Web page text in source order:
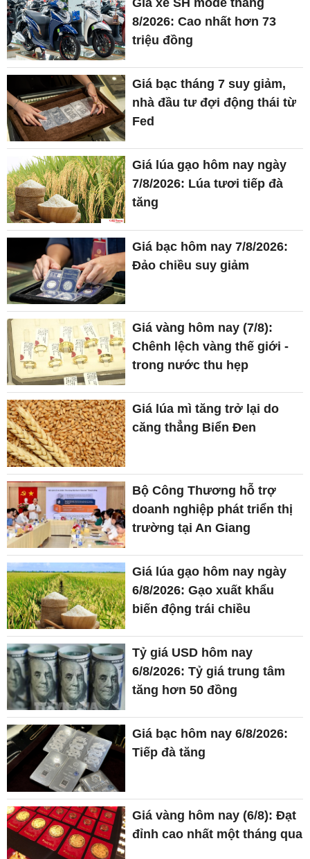
8/2026: Cao nhất hơn 73
triệu đồng
Giá bạc tháng 7 suy giảm,
nhà đầu tư đợi động thái từ
Fed
Giá lúa gạo hôm nay ngày
7/8/2026: Lúa tươi tiếp đà
tăng
Giá bạc hôm nay 7/8/2026:
Đảo chiều suy giảm
Giá vàng hôm nay (7/8):
Chênh lệch vàng thế giới -
trong nước thu hẹp
Giá lúa mì tăng trở lại do
căng thẳng Biển Đen
Bộ Công Thương hỗ trợ
doanh nghiệp phát triển thị
trường tại An Giang
Giá lúa gạo hôm nay ngày
6/8/2026: Gạo xuất khẩu
biến động trái chiều
Tỷ giá USD hôm nay
6/8/2026: Tỷ giá trung tâm
tăng hơn 50 đồng
Giá bạc hôm nay 6/8/2026:
Tiếp đà tăng
Giá vàng hôm nay (6/8): Đạt
đỉnh cao nhất một tháng qua